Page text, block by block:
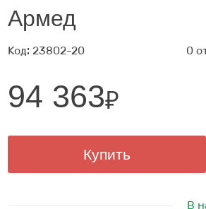
Армед
Код: 23802-20 0
94 363₽
Купить
В